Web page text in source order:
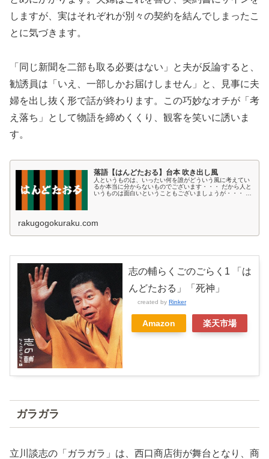
しますが、実はそれぞれが別々の契約を結んでしまったこ
とに気づきます。
「同じ新聞を二部も取る必要はない」と夫が反論すると、
勧誘員は「いえ、一部しかお届けしません」と、見事に夫
婦を出し抜く形で話が終わります。この巧妙なオチが「考
え落ち」として物語を締めくくり、観客を笑いに誘いま
す。
落語【はんどたおる】台本 吹き出し風
人というものは、いったい何を誰がどういう風に考えてい
るか本当に分からないものでございます・・・ だから人と
いうものは面白いということもございましょうが・・・ 人
rakugogokuraku.com
志の輔らくごのごらく1 「は
んどたおる」「死神」
created by Rinker
Amazon 楽天市場
ガラガラ
立川談志の「ガラガラ」は、西口商店街が舞台となり、商